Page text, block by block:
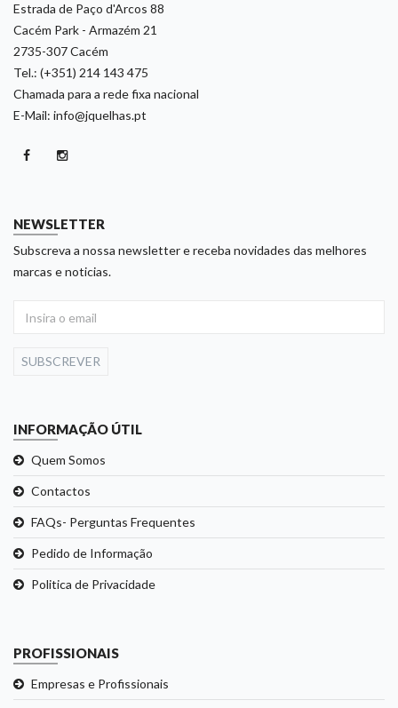
Estrada de Paço d'Arcos 88
Cacém Park - Armazém 21
2735-307 Cacém
Tel.: (+351) 214 143 475
Chamada para a rede fixa nacional
E-Mail: info@jquelhas.pt
NEWSLETTER
Subscreva a nossa newsletter e receba novidades das melhores
marcas e noticias.
SUBSCREVER
INFORMAÇÃO ÚTIL
Quem Somos
Contactos
FAQs- Perguntas Frequentes
Pedido de Informação
Politica de Privacidade
PROFISSIONAIS
Empresas e Profissionais